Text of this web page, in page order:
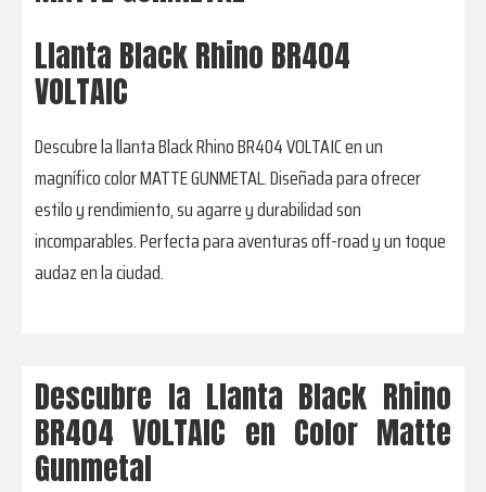
Llanta Black Rhino BR404
VOLTAIC
Descubre la llanta Black Rhino BR404 VOLTAIC en un
magnífico color MATTE GUNMETAL. Diseñada para ofrecer
estilo y rendimiento, su agarre y durabilidad son
incomparables. Perfecta para aventuras off-road y un toque
audaz en la ciudad.
Descubre la Llanta Black Rhino
BR404 VOLTAIC en Color Matte
Gunmetal